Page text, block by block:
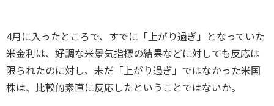
4月に入ったところで、すでに「上がり過ぎ」となっていた
米金利は、好調な米景気指標の結果などに対しても反応は
限られたのに対し、未だ「上がり過ぎ」ではなかった米国
株は、比較的素直に反応したということではないか。